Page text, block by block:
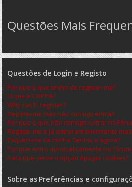
Questões Mais
Questões de Login e Registo
Por que é que tenho de registar-me?
O que é COPPA?
Why can’t I register?
Registei-me mas não consigo entrar!
Por que é que não consigo entrar no
Registei-me e já entrei anteriormente
Esqueci-me da minha Senha, e agora?
Por que entro automaticamente no
Para que serve a opção Apagar cookies?
Sobre as Preferências e